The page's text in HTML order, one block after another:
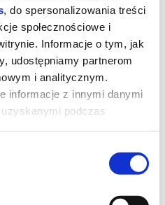
, do spersonalizowania treści
społecznościowe i
Informacje o tym, jak
udostępniamy partnerom
i analitycznym.
informacje z innymi danymi
podczas